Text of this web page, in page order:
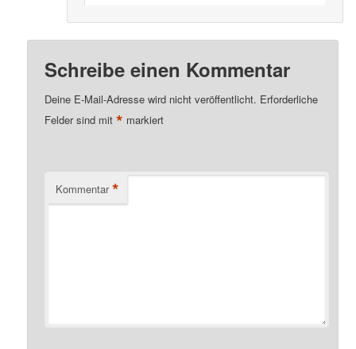
Schreibe einen Kommentar
Deine E-Mail-Adresse wird nicht veröffentlicht. Erforderliche
Felder sind mit* markiert
Kommentar *